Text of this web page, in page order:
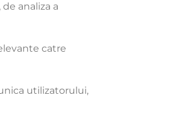
analiza a
catre
utilizatorului,